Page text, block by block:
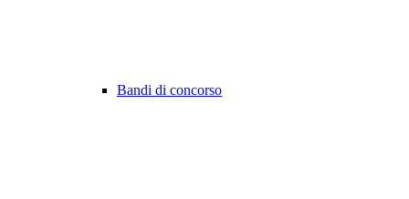
Bandi di concorso